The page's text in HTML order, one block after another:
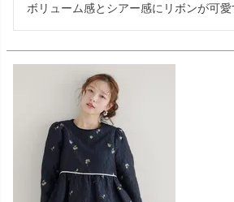
ボリューム感とシアー感にリボンが可愛